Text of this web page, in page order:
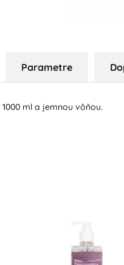
Parametre
ml a jemnou vôňou.